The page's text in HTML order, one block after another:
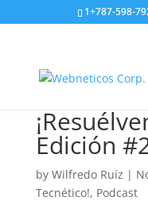
1+787-598-
Edición
by Wilfredo Ruíz |
Tecnético!, Podcast